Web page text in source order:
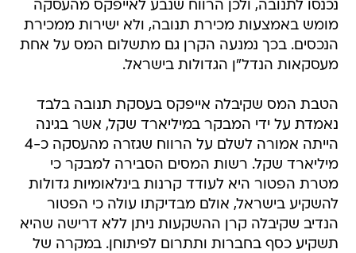
נכנסו לתנובה, ולכן הרווח שנבע לאייפקס מהעסקה
מומש באמצעות מכירת תנובה, ולא ישירות ממכירת
הנכסים. בכך נמנעה הקרן גם מתשלום המס על אחת
מעסקאות הנדל"ן הגדולות בישראל.
הטבת המס שקיבלה אייפקס בעסקת תנובה בלבד
נאמדת על ידי המבקר במיליארד שקל, אשר בגינה
הייתה אמורה לשלם על הרווח שגזרה מהעסקה כ-4
מיליארד שקל. רשות המסים הסבירה למבקר כי
מטרת הפטור היא לעודד קרנות בינלאומיות גדולות
להשקיע בישראל, אולם מבדיקתו עולה כי הפטור
הנדיב שקיבלה קרן ההשקעות ניתן ללא דרישה שהיא
תשקיע כסף בחברות ותתרום לפיתוחן. במקרה של